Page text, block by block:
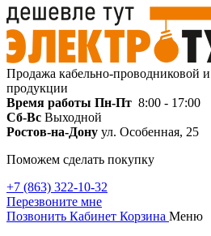
Продажа кабельно-проводниковой и
продукции
Время работы Пн-Пт 8:00 - 17:00
Сб-Вс Выходной
Ростов-на-Дону ул. Особенная, 25
Поможем сделать покупку
+7 (863) 322-10-32
Перезвоните мне
Позвонить Кабинет Корзина Меню